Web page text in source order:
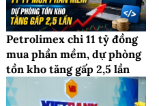
Petrolimex chi 11 tỷ đồng
mua phần mềm, dự phòng
tồn kho tăng gấp 2,5 lần